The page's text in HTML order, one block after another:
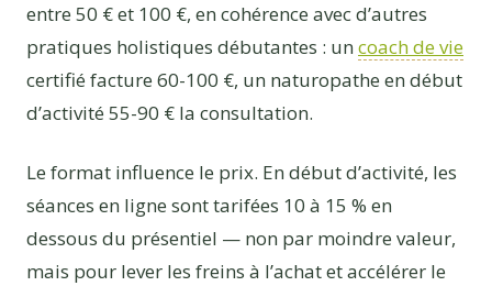
entre 50 € et 100 €, en cohérence avec d’autres
pratiques holistiques débutantes : un coach de vie
certifié facture 60-100 €, un naturopathe en début
d’activité 55-90 € la consultation.
Le format influence le prix. En début d’activité, les
séances en ligne sont tarifées 10 à 15 % en
dessous du présentiel — non par moindre valeur,
mais pour lever les freins à l’achat et accélérer le